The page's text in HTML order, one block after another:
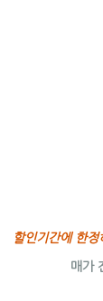
할인기간에 한
매가